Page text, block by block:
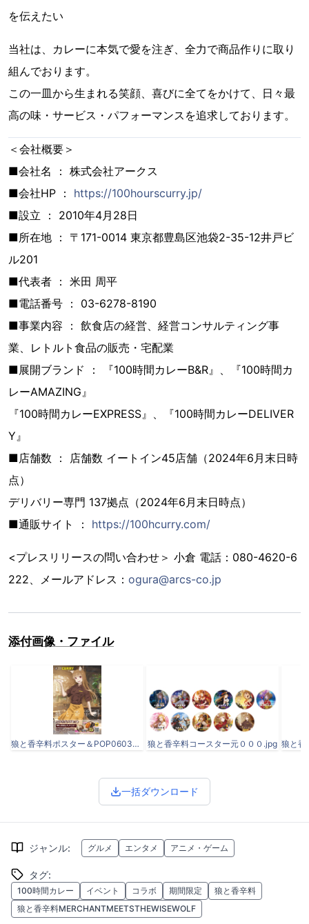
を伝えたい
当社は、カレーに本気で愛を注ぎ、全力で商品作りに取り
組んでおります。
この一皿から生まれる笑顔、喜びに全てをかけて、日々最
高の味・サービス・パフォーマンスを追求しております。
＜会社概要＞
■会社名 ： 株式会社アークス
■会社HP ： https://100hourscurry.jp/
■設立 ： 2010年4月28日
■所在地 ： 〒171-0014 東京都豊島区池袋2-35-12井戸ビ
ル201
■代表者 ： 米田 周平
■電話番号 ： 03-6278-8190
■事業内容 ： 飲食店の経営、経営コンサルティング事
業、レトルト食品の販売・宅配業
■展開ブランド ： 『100時間カレーB&R』、『100時間カ
レーAMAZING』
『100時間カレーEXPRESS』、『100時間カレーDELIVER
Y』
■店舗数 ： 店舗数 イートイン45店舗（2024年6月末日時
点）
デリバリー専門 137拠点（2024年6月末日時点）
■通販サイト ： https://100hcurry.com/
<プレスリリースの問い合わせ＞ 小倉 電話：080-4620-6
222、メールアドレス： ogura@arcs-co.jp
添付画像・ファイル
狼と香辛料ポスター＆POP0603修正1.jpg 狼と香辛料コースター元０００.jpg
一括ダウンロード
ジャンル: グルメ エンタメ アニメ・ゲーム
タグ:
100時間カレー イベント コラボ 期間限定
狼と香辛料
狼と香辛料MERCHANTMEETSTHEWISEWOLF